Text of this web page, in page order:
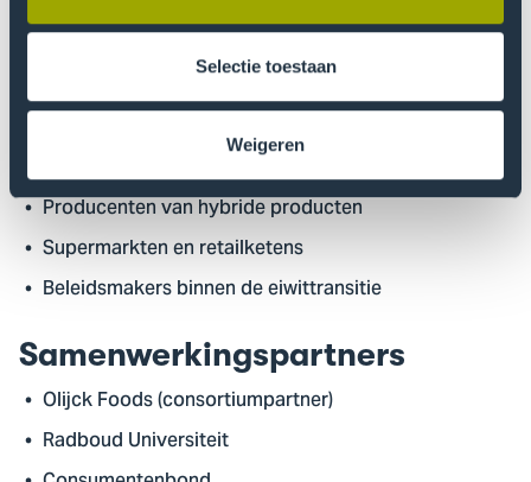
Selectie toestaan
Weigeren
een duurzamere voedselvoorziening en stimuleert het
de vermindering van vleesconsumptie.
Doelgroep
Consumenten van vlees en vleesvervangers
Producenten van hybride producten
Supermarkten en retailketens
Beleidsmakers binnen de eiwittransitie
Samenwerkingspartners
Olijck Foods (consortiumpartner)
Radboud Universiteit